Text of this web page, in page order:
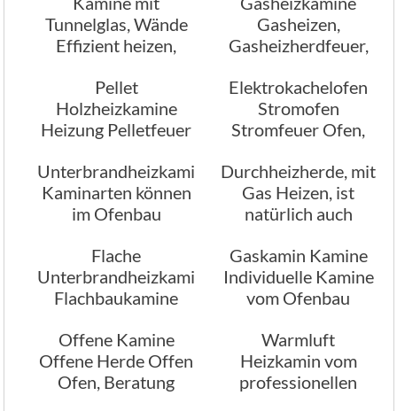
Tunnelglas, Wände
Effizient heizen,
Gasheizen,
Gasheizherdfeuer,
Pellet
Holzheizkamine
Heizung Pelletfeuer
Ofen
Elektrokachelofen
Stromofen
Stromfeuer Ofen,
Unterbrandheizkamine
Kaminarten können
im Ofenbau
Durchheizherde, mit
Gas Heizen, ist
natürlich auch
Flache
Unterbrandheizkamine
Flachbaukamine
Flachbauofen
Gaskamin Kamine
Individuelle Kamine
vom Ofenbau
Offene Kamine
Offene Herde Offen
Ofen, Beratung
Warmluft
Heizkamin vom
professionellen